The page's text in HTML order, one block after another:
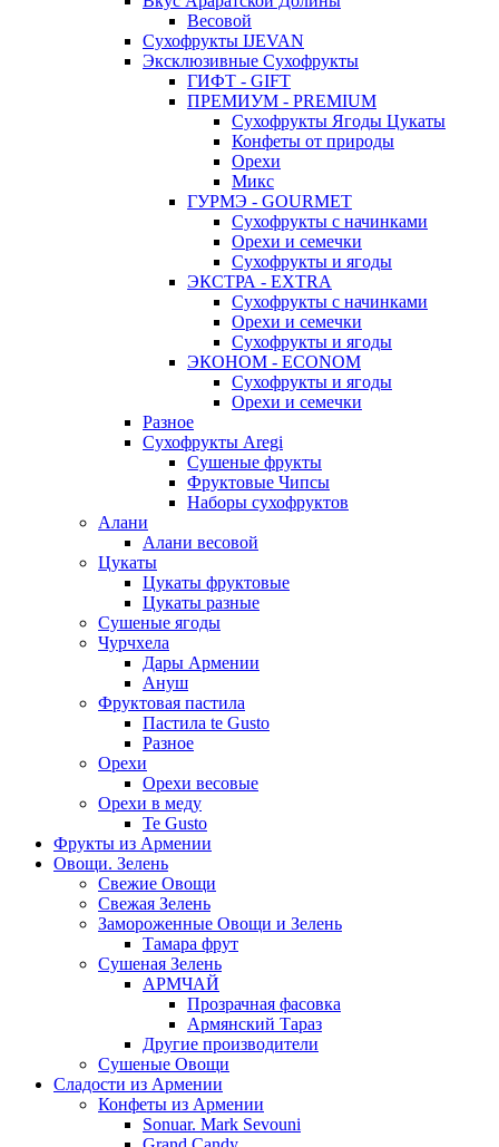
Весовой
Сухофрукты IJEVAN
Эксклюзивные Сухофрукты
ГИФТ - GIFT
ПРЕМИУМ - PREMIUM
Сухофрукты Ягоды Цукаты
Конфеты от природы
Орехи
Микс
ГУРМЭ - GOURMET
Сухофрукты с начинками
Орехи и семечки
Сухофрукты и ягоды
ЭКСТРА - EXTRA
Сухофрукты с начинками
Орехи и семечки
Сухофрукты и ягоды
ЭКОНОМ - ECONOM
Сухофрукты и ягоды
Орехи и семечки
Разное
Сухофрукты Aregi
Сушеные фрукты
Фруктовые Чипсы
Наборы сухофруктов
Алани
Алани весовой
Цукаты
Цукаты фруктовые
Цукаты разные
Сушеные ягоды
Чурчхела
Дары Армении
Ануш
Фруктовая пастила
Пастила te Gusto
Разное
Орехи
Орехи весовые
Орехи в меду
Te Gusto
Фрукты из Армении
Овощи. Зелень
Свежие Овощи
Свежая Зелень
Замороженные Овощи и Зелень
Тамара фрут
Сушеная Зелень
АРМЧАЙ
Прозрачная фасовка
Армянский Тараз
Другие производители
Сушеные Овощи
Сладости из Армении
Конфеты из Армении
Sonuar. Mark Sevouni